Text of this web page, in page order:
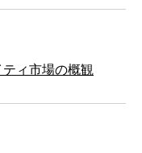
ィ市場の概観